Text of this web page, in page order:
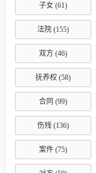
子女 (61)
法院 (155)
双方 (46)
抚养权 (58)
合同 (99)
伤残 (136)
案件 (75)